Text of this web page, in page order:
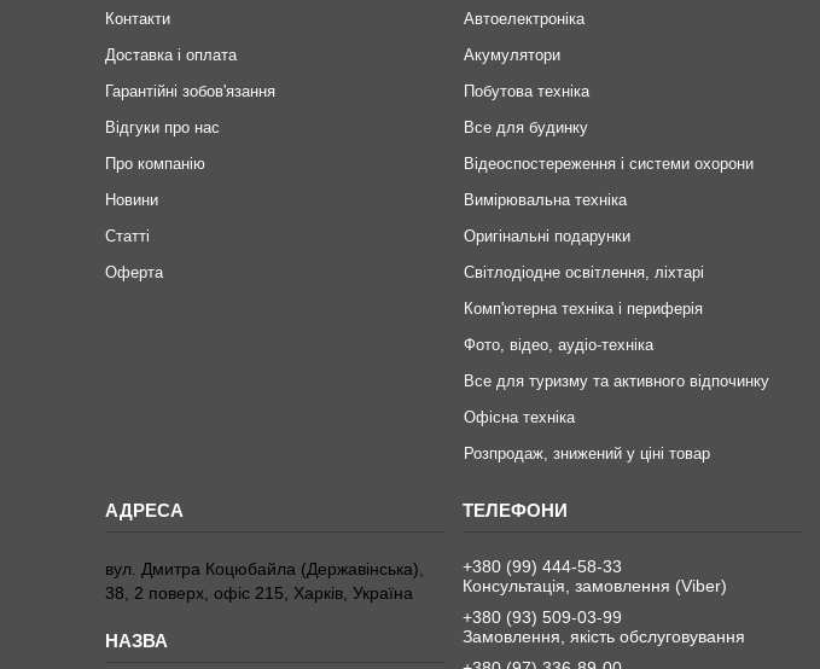
Контакти
Доставка і оплата
Гарантійні зобов'язання
Відгуки про нас
Про компанію
Новини
Статті
Оферта
Автоелектроніка
Акумулятори
Побутова техніка
Все для будинку
Відеоспостереження і системи охорони
Вимірювальна техніка
Оригінальні подарунки
Світлодіодне освітлення, ліхтарі
Комп'ютерна техніка і периферія
Фото, відео, аудіо-техніка
Все для туризму та активного відпочинку
Офісна техніка
Розпродаж, знижений у ціні товар
вул. Дмитра Коцюбайла (Державінська),
38, 2 поверх, офіс 215, Харків, Україна
+380 (99) 444-58-33
Консультація, замовлення (Viber)
+380 (93) 509-03-99
Замовлення, якість обслуговування